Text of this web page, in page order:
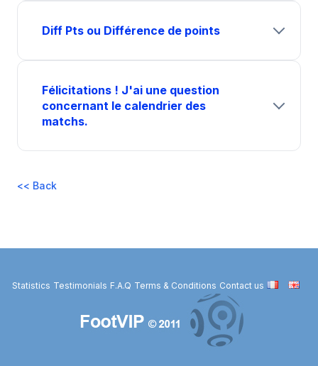
Diff Pts ou Différence de points
Félicitations ! J'ai une question
concernant le calendrier des
matchs.
<< Back
Statistics Testimonials F.A.Q Terms & Conditions Contact us